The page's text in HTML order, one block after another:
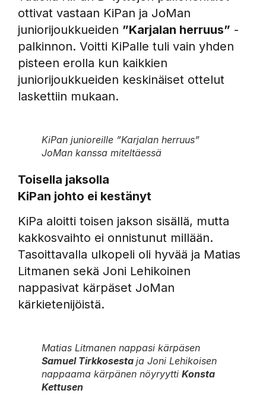
ottivat vastaan KiPan ja JoMan
juniorijoukkueiden ”Karjalan herruus” -
palkinnon. Voitti KiPalle tuli vain yhden
pisteen erolla kun kaikkien
juniorijoukkueiden keskinäiset ottelut
laskettiin mukaan.
KiPan junioreille ”Karjalan herruus”
JoMan kanssa miteltäessä
Toisella jaksolla
KiPan johto ei kestänyt
KiPa aloitti toisen jakson sisällä, mutta
kakkosvaihto ei onnistunut millään.
Tasoittavalla ulkopeli oli hyvää ja Matias
Litmanen sekä Joni Lehikoinen
nappasivat kärpäset JoMan
kärkietenijöistä.
Matias Litmanen nappasi kärpäsen
Samuel Tirkkosesta ja Joni Lehikoisen
nappaama kärpänen nöyryytti Konsta
Kettusen